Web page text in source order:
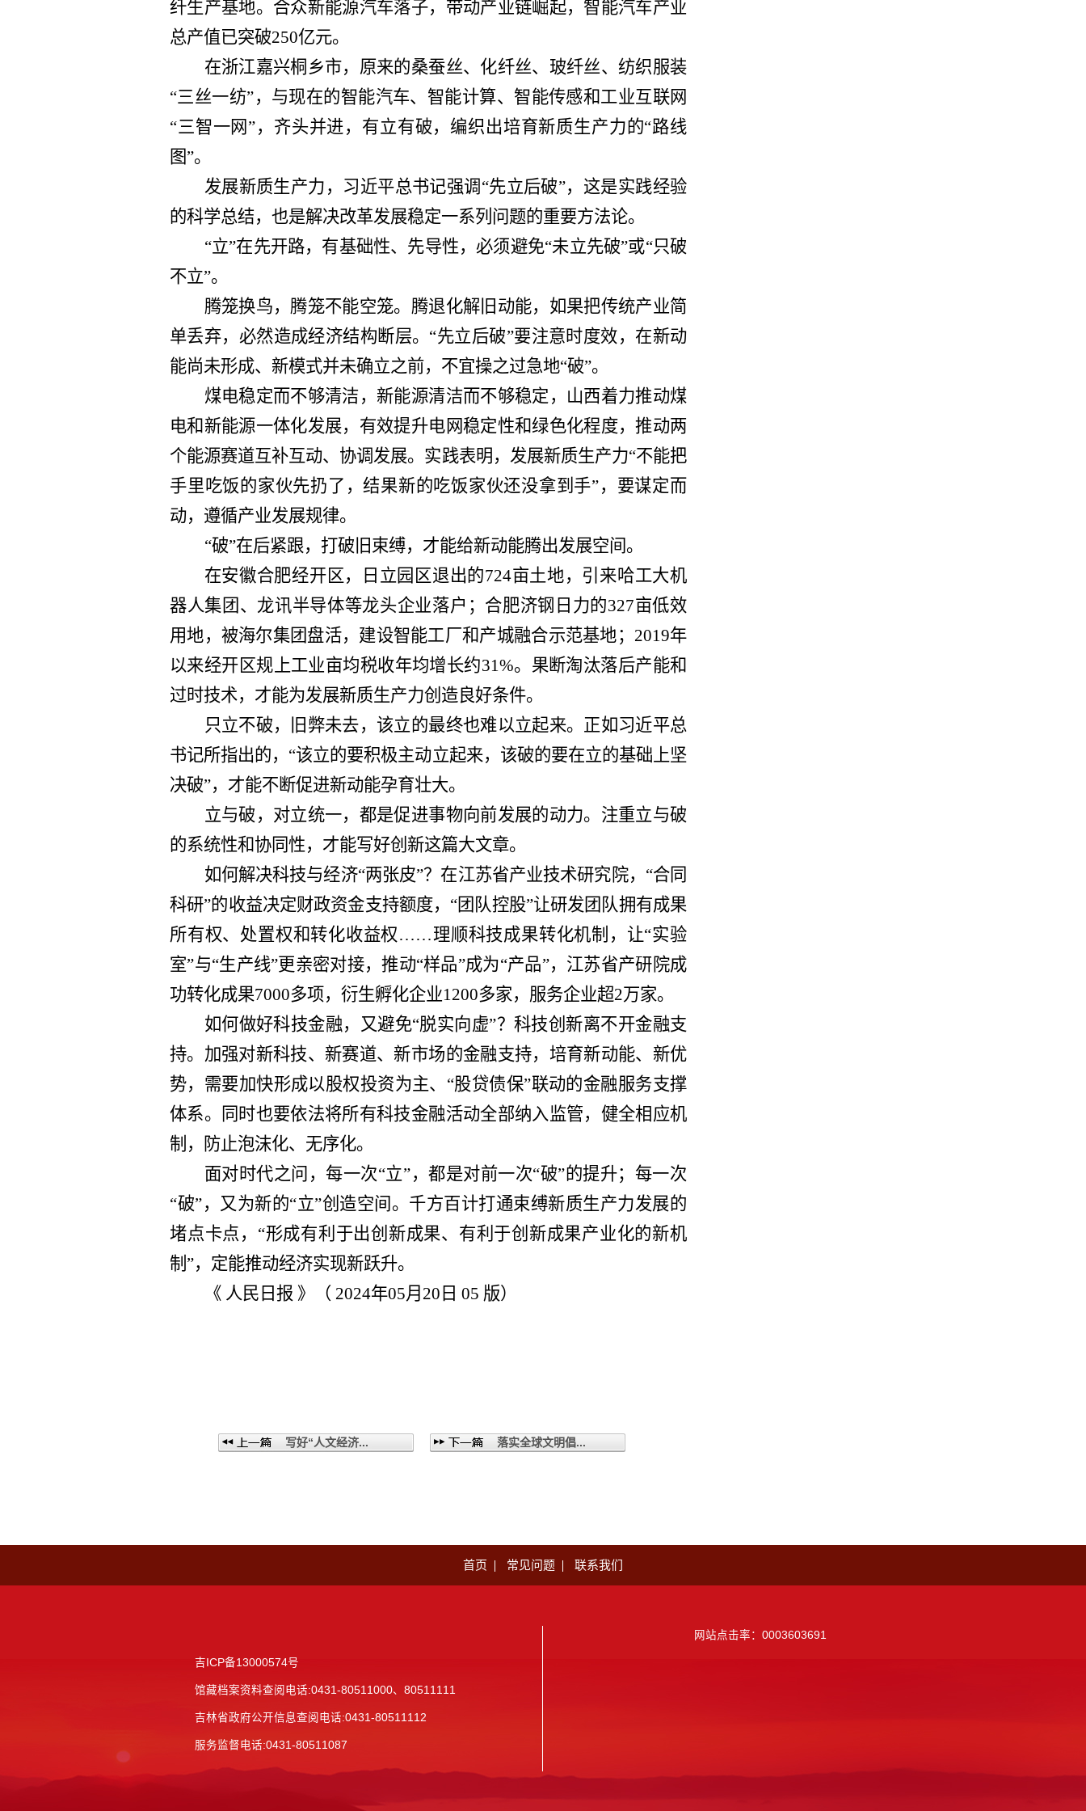
纤生产基地。合众新能源汽车落子，带动产业链崛起，智能汽车产业
总产值已突破250亿元。
在浙江嘉兴桐乡市，原来的桑蚕丝、化纤丝、玻纤丝、纺织服装
“三丝一纺”，与现在的智能汽车、智能计算、智能传感和工业互联网
“三智一网”，齐头并进，有立有破，编织出培育新质生产力的“路线
图”。
发展新质生产力，习近平总书记强调“先立后破”，这是实践经验
的科学总结，也是解决改革发展稳定一系列问题的重要方法论。
“立”在先开路，有基础性、先导性，必须避免“未立先破”或“只破
不立”。
腾笼换鸟，腾笼不能空笼。腾退化解旧动能，如果把传统产业简
单丢弃，必然造成经济结构断层。“先立后破”要注意时度效，在新动
能尚未形成、新模式并未确立之前，不宜操之过急地“破”。
煤电稳定而不够清洁，新能源清洁而不够稳定，山西着力推动煤
电和新能源一体化发展，有效提升电网稳定性和绿色化程度，推动两
个能源赛道互补互动、协调发展。实践表明，发展新质生产力“不能把
手里吃饭的家伙先扔了，结果新的吃饭家伙还没拿到手”，要谋定而
动，遵循产业发展规律。
“破”在后紧跟，打破旧束缚，才能给新动能腾出发展空间。
在安徽合肥经开区，日立园区退出的724亩土地，引来哈工大机
器人集团、龙讯半导体等龙头企业落户；合肥济钢日力的327亩低效
用地，被海尔集团盘活，建设智能工厂和产城融合示范基地；2019年
以来经开区规上工业亩均税收年均增长约31%。果断淘汰落后产能和
过时技术，才能为发展新质生产力创造良好条件。
只立不破，旧弊未去，该立的最终也难以立起来。正如习近平总
书记所指出的，“该立的要积极主动立起来，该破的要在立的基础上坚
决破”，才能不断促进新动能孕育壮大。
立与破，对立统一，都是促进事物向前发展的动力。注重立与破
的系统性和协同性，才能写好创新这篇大文章。
如何解决科技与经济“两张皮”？在江苏省产业技术研究院，“合同
科研”的收益决定财政资金支持额度，“团队控股”让研发团队拥有成果
所有权、处置权和转化收益权……理顺科技成果转化机制，让“实验
室”与“生产线”更亲密对接，推动“样品”成为“产品”，江苏省产研院成
功转化成果7000多项，衍生孵化企业1200多家，服务企业超2万家。
如何做好科技金融，又避免“脱实向虚”？科技创新离不开金融支
持。加强对新科技、新赛道、新市场的金融支持，培育新动能、新优
势，需要加快形成以股权投资为主、“股贷债保”联动的金融服务支撑
体系。同时也要依法将所有科技金融活动全部纳入监管，健全相应机
制，防止泡沫化、无序化。
面对时代之问，每一次“立”，都是对前一次“破”的提升；每一次
“破”，又为新的“立”创造空间。千方百计打通束缚新质生产力发展的
堵点卡点，“形成有利于出创新成果、有利于创新成果产业化的新机
制”，定能推动经济实现新跃升。
《 人民日报 》（ 2024年05月20日 05 版）
写好“人文经济... 落实全球文明倡...
首页 常见问题 联系我们
吉ICP备13000574号
馆藏档案资料查阅电话:0431-80511000、80511111
吉林省政府公开信息查阅电话:0431-80511112
服务监督电话:0431-80511087
网站点击率：0003603691